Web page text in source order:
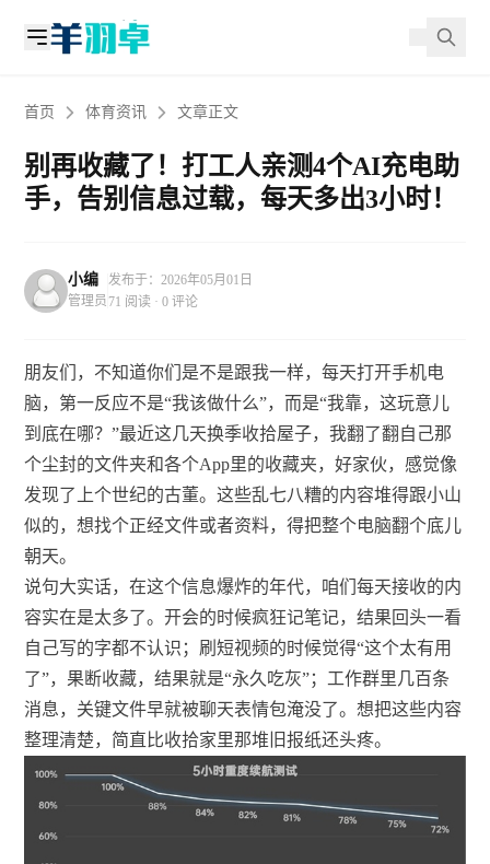
首页 体育资讯 文章正文
别再收藏了！打工人亲测4个AI充电助
手，告别信息过载，每天多出3小时！
小编
管理员
发布于：2026年05月01日
71 阅读 · 0 评论
朋友们，不知道你们是不是跟我一样，每天打开手机电
脑，第一反应不是“我该做什么”，而是“我靠，这玩意儿
到底在哪？”最近这几天换季收拾屋子，我翻了翻自己那
个尘封的文件夹和各个App里的收藏夹，好家伙，感觉像
发现了上个世纪的古董。这些乱七八糟的内容堆得跟小山
似的，想找个正经文件或者资料，得把整个电脑翻个底儿
朝天。
说句大实话，在这个信息爆炸的年代，咱们每天接收的内
容实在是太多了。开会的时候疯狂记笔记，结果回头一看
自己写的字都不认识；刷短视频的时候觉得“这个太有用
了”，果断收藏，结果就是“永久吃灰”；工作群里几百条
消息，关键文件早就被聊天表情包淹没了。想把这些内容
整理清楚，简直比收拾家里那堆旧报纸还头疼。